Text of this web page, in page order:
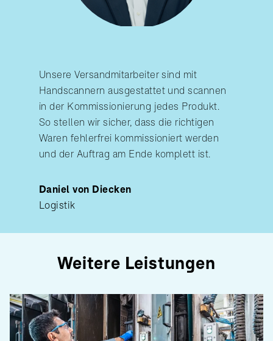
Unsere Versandmitarbeiter sind mit
Handscannern ausgestattet und scannen
in der Kommissionierung jedes Produkt.
So stellen wir sicher, dass die richtigen
Waren fehlerfrei kommissioniert werden
und der Auftrag am Ende komplett ist.
Daniel von Diecken
Logistik
Weitere Leistungen